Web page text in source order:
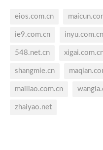
eios.com.cn
ie9.com.cn inyu.com.cn
548.net.cn
shangmie.cn
mailiao.com.cn
zhaiyao.net